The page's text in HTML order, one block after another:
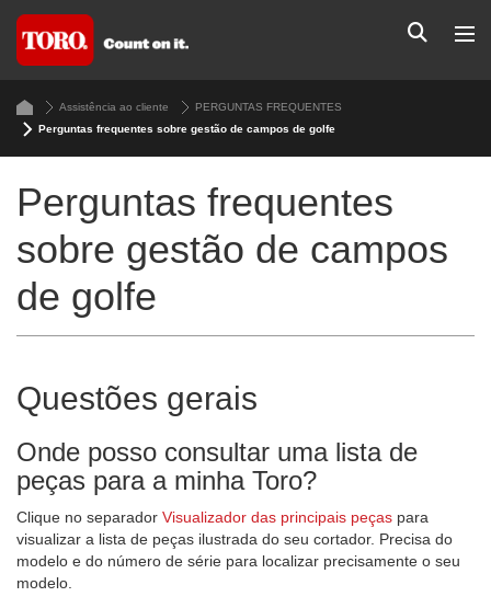
Assistência ao cliente
PERGUNTAS FREQUENTES
Perguntas frequentes sobre gestão de campos de golfe
Perguntas frequentes
sobre gestão de campos
de golfe
Questões gerais
Onde posso consultar uma lista de
peças para a minha Toro?
Clique no separador Visualizador das principais peças para
visualizar a lista de peças ilustrada do seu cortador. Precisa do
modelo e do número de série para localizar precisamente o seu
modelo.